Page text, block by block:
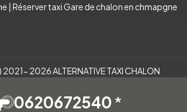
| Réserver taxi Gare de chalon en chmapgne
2026 ALTERNATIVE TAXI CHALON
Espace Pro
0620672540*